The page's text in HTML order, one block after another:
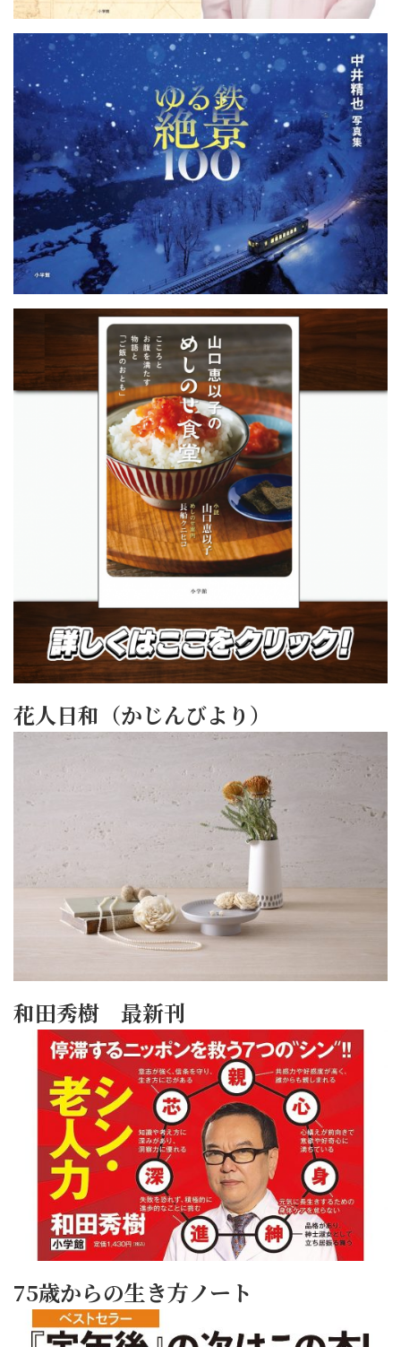
花人日和（かじんびより）
和田秀樹 最新刊
75歳からの生き方ノート